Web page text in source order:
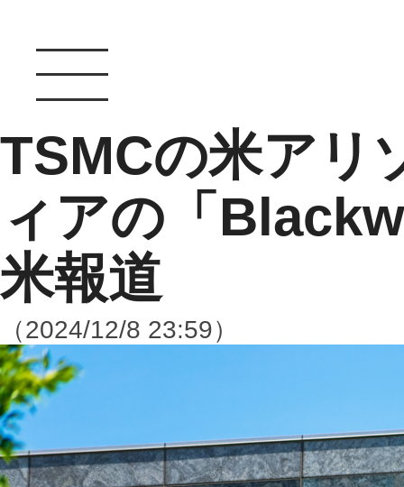
TSMCの米アリ
ィアの「
米報道
（2024/12/8 23:59）